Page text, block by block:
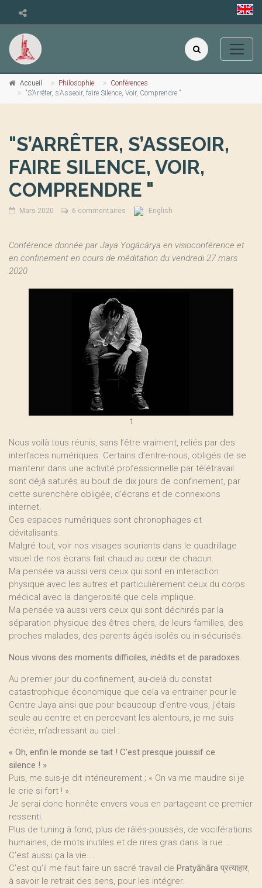
Accueil Philosophie
Conférences
"S’Arrêter, s’Asseoir, faire Silence, Voir, Comprendre "
"S’ARRÊTER, S’ASSEOIR,
FAIRE SILENCE, VOIR,
COMPRENDRE "
Mars 2020 6 commentaires - English
Conférence donnée par Jaya Yogācārya en visioconférence et
en confinement en cours de méditation du vendredi 27 mars
2020
1
Nous voilà tous réunis, sans l’être vraiment, reliés par des
interfaces numériques. Certains d’entre-nous, obligés de se
maintenir dans une activité professionnelle par télétravail
sont déjà saturés au bout de dix jours de confinement, par
cette surenchère obligée, d’écrans et de connexions
internet.
Ces espaces numériques sont chronophages et
dévitalisants.
Malgré tout, voir nos visages souriants dans le quadrillage
visuel de nos écrans fait chaud au cœur de chacun.
Ma pensée va aussi vers ceux qui sont en interaction
physique avec les autres et particulièrement ceux du corps
médical avec la dangerosité que cela implique.
Ma pensée va aussi vers ceux qui sont déchirés par la
séparation physique des êtres chers, de leurs familles, des
proches malades, des parents âgés isolés ou in-sécurisés.
Nous vivons des moments difficiles, inédits et de paradoxes.
Au premier jour du confinement, au-delà du constat
catastrophique économique que cela va entrainer pour le
Centre Jaya ainsi que pour beaucoup d’entre-vous, j’étais
seule au centre et en percevant les alentours, je me suis
écriée, m’adressant au ciel :
« Oh, enfin le monde se tait ! C’est presque jouissif ce
silence ! »
Puis, me suis-je dit intérieurement ; « On va me maudire si je
le crie si fort ! ».
Je serai donc honnête envers vous en partageant ce premier
ressenti.
Plus de tuning à fond, plus de râlés-poussés, de vociférations
humaines, de mots inutiles et de rires gras dans la rue …
C’est aussi ça la vie….
C’est qu’il me faut faire un sacré travail de Pratyāhāra प्रत्याहार,
à savoir le retrait des sens, pour les intégrer.